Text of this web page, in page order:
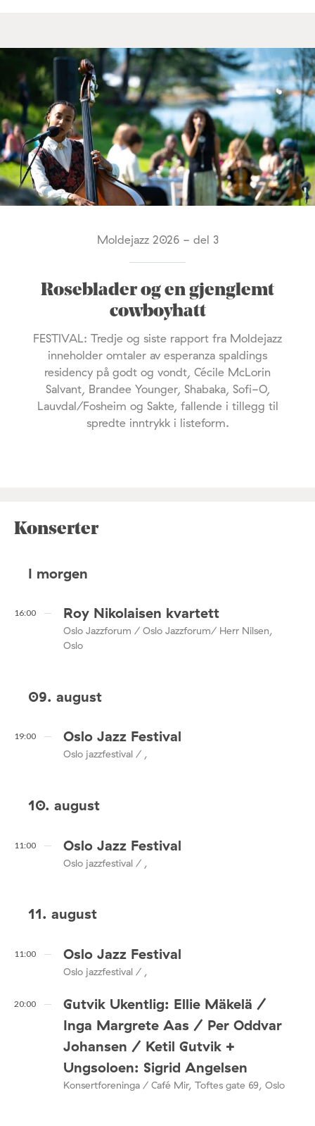
Moldejazz 2026 - del 3
Roseblader og en gjenglemt
cowboyhatt
FESTIVAL: Tredje og siste rapport fra Moldejazz
inneholder omtaler av esperanza spaldings
residency på godt og vondt, Cécile McLorin
Salvant, Brandee Younger, Shabaka, Sofi-O,
Lauvdal/Fosheim og Sakte, fallende i tillegg til
spredte inntrykk i listeform.
Konserter
I morgen
16:00 Roy Nikolaisen kvartett
Oslo Jazzforum / Oslo Jazzforum/ Herr Nilsen,
Oslo
09. august
19:00 Oslo Jazz Festival
Oslo jazzfestival / ,
10. august
11:00 Oslo Jazz Festival
Oslo jazzfestival / ,
11. august
11:00 Oslo Jazz Festival
Oslo jazzfestival / ,
20:00
Gutvik Ukentlig: Ellie Mäkelä /
Inga Margrete Aas / Per Oddvar
Johansen / Ketil Gutvik +
Ungsoloen: Sigrid Angelsen
Konsertforeninga / Café Mir, Toftes gate 69, Oslo